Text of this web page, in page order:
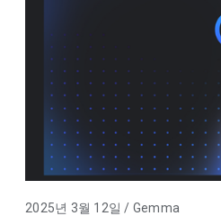
2025년 3월 12일 / Gemma